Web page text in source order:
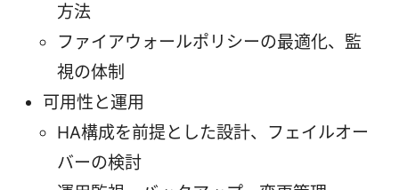
方法
ファイアウォールポリシーの最適化、監
視の体制
可用性と運用
HA構成を前提とした設計、フェイルオー
バーの検討